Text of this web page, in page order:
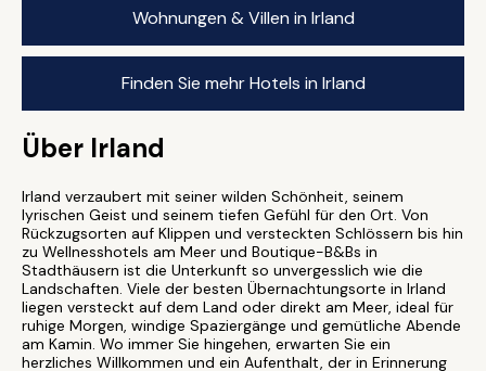
Wohnungen & Villen in Irland
Finden Sie mehr Hotels in Irland
Über Irland
Irland verzaubert mit seiner wilden Schönheit, seinem
lyrischen Geist und seinem tiefen Gefühl für den Ort. Von
Rückzugsorten auf Klippen und versteckten Schlössern bis hin
zu Wellnesshotels am Meer und Boutique-B&Bs in
Stadthäusern ist die Unterkunft so unvergesslich wie die
Landschaften. Viele der besten Übernachtungsorte in Irland
liegen versteckt auf dem Land oder direkt am Meer, ideal für
ruhige Morgen, windige Spaziergänge und gemütliche Abende
am Kamin. Wo immer Sie hingehen, erwarten Sie ein
herzliches Willkommen und ein Aufenthalt, der in Erinnerung